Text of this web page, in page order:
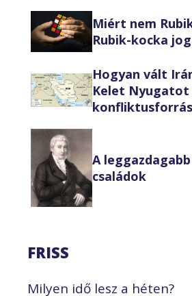
Miért nem
Rubik-kocka
Hogyan vált
Kelet
A
családok
FRISS
Milyen idő lesz a héten?